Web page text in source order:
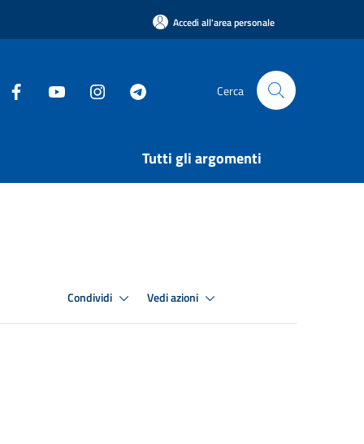
Accedi all'area personale
Cerca
Tutti gli argomenti
Condividi Vedi azioni